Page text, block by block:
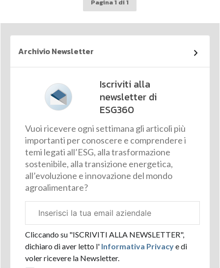
Pagina 1 di 1
Archivio Newsletter
Iscriviti alla
newsletter di
ESG360
Vuoi ricevere ogni settimana gli articoli più
importanti per conoscere e comprendere i
temi legati all’ESG, alla trasformazione
sostenibile, alla transizione energetica,
all’evoluzione e innovazione del mondo
agroalimentare?
aziendale
Cliccando su "ISCRIVITI ALLA NEWSLETTER",
dichiaro di aver letto l'Informativa Privacye di
voler ricevere la Newsletter.